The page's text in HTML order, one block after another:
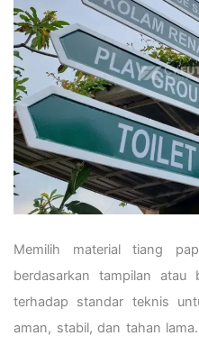
Memilih material tiang
berdasarkan tampilan atau
terhadap standar teknis
aman, stabil, dan tahan